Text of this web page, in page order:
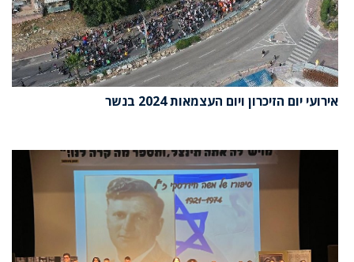
אירועי יום הזיכרון ויום העצמאות 2024 בנשר